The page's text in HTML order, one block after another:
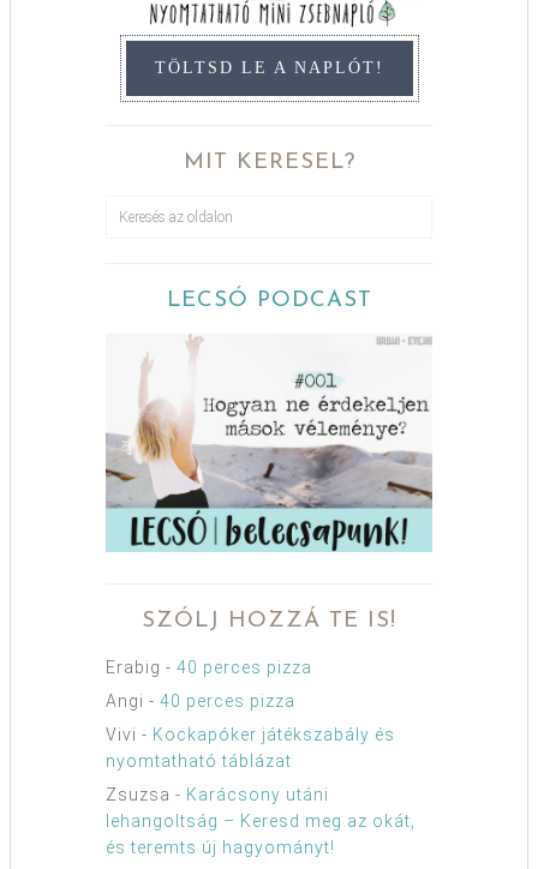
TÖLTSD LE A NAPLÓT!
MIT KERESEL?
LECSÓ PODCAST
SZÓLJ HOZZÁ TE IS!
Erabig - 40 perces pizza
Angi - 40 perces pizza
Vivi - Kockapóker játékszabály és
nyomtatható táblázat
Zsuzsa - Karácsony utáni
lehangoltság – Keresd meg az okát,
és teremts új hagyományt!